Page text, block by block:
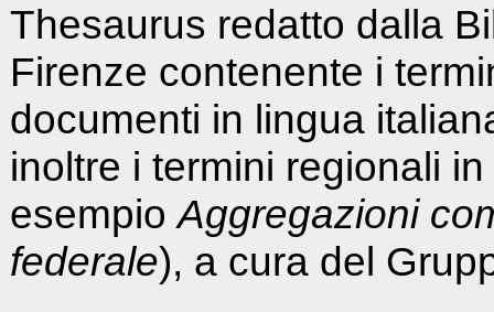
Thesaurus redatto dalla
Firenze contenente i
documenti in lingua
inoltre i termini regionali
esempioAggregazioni
federale), a cura del